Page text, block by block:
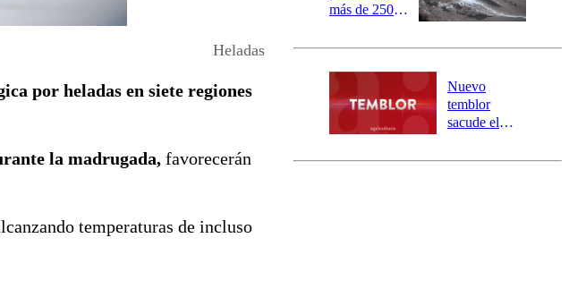
Heladas
por heladas en siete regiones
la madrugada, favorecerán
temperaturas de incluso
más de 250
y 317
aisladas entre
Valparaíso y
Los Ríos
Nuevo
temblor
sacude el
revisa la